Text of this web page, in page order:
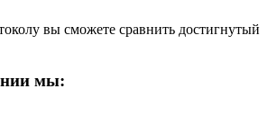
вы сможете сравнить достигнутый
мы: